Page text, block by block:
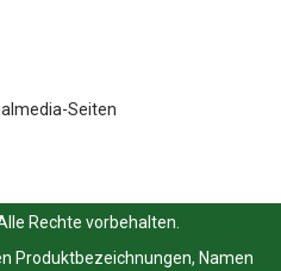
Seiten
Rechte vorbehalten.
Produktbezeichnungen, Namen